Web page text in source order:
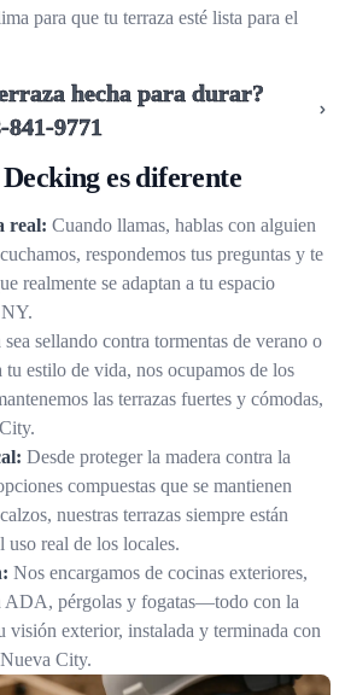
para que tu terraza esté lista para el
hecha para durar?
841-9771
es diferente
real: Cuando llamas, hablas con alguien
respondemos tus preguntas y te
realmente se adaptan a tu espacio
sea sellando contra tormentas de verano o
tu estilo de vida, nos ocupamos de los
las terrazas fuertes y cómodas,
Desde proteger la madera contra la
compuestas que se mantienen
nuestras terrazas siempre están
uso real de los locales.
Nos encargamos de cocinas exteriores,
ADA, pérgolas y fogatas—todo con la
visión exterior, instalada y terminada con
City.